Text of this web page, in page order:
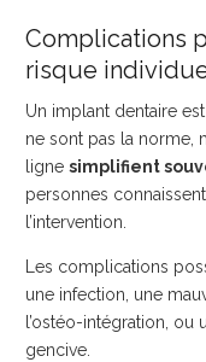
Complications
risque
Un implant dentaire
ne sont pas la norme,
ligne simplifient
personnes
l’intervention.
Les complications
une infection, une
l’ostéo-intégration,
gencive.